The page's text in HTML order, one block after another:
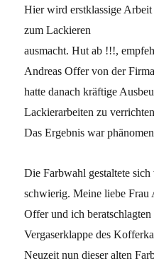
Hier wird erstklassige
zum Lackieren
ausmacht. Hut ab !!!,
Andreas Offer von der
hatte danach kräftige
Lackierarbeiten zu verrichten
Das Ergebnis war
Die Farbwahl gestaltete
schwierig. Meine liebe
Offer und ich
Vergaserklappe des
Neuzeit nun dieser alten